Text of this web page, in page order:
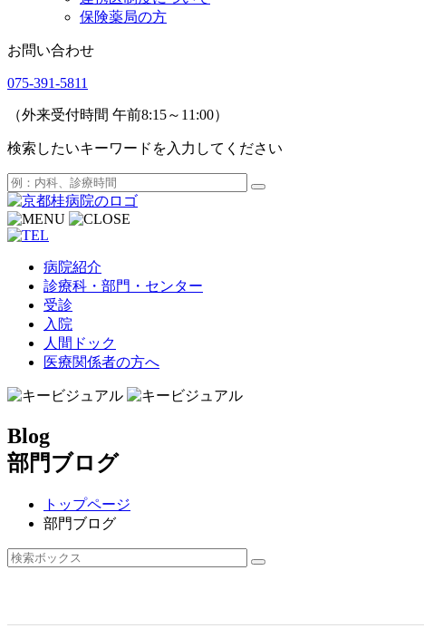
保険薬局の方
お問い合わせ
075-391-5811
（外来受付時間 午前8:15～11:00）
検索したいキーワードを入力してください
病院紹介
診療科・部門・センター
受診
入院
人間ドック
医療関係者の方へ
Blog
部門ブログ
トップページ
部門ブログ